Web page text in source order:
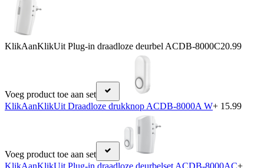
KlikAanKlikUit Plug-in draadloze deurbel ACDB-8000C20.99
Voeg product toe aan set
KlikAanKlikUit Draadloze drukknop ACDB-8000A W+ 15.99
Voeg product toe aan set